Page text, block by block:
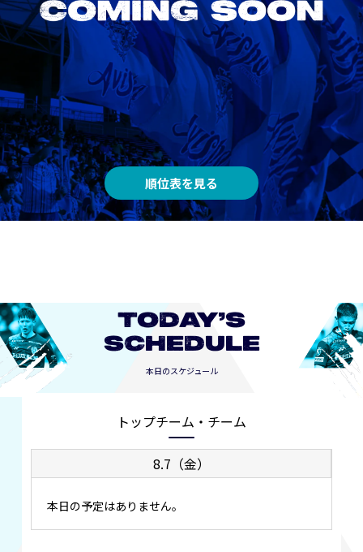
順位表を見る
TODAY’S
SCHEDULE
本日のスケジュール
トップチーム・チーム
8.7（金）
本日の予定はありません。